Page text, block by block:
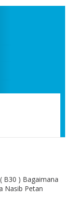
B30 ) Bagaimana
Nasib Petan